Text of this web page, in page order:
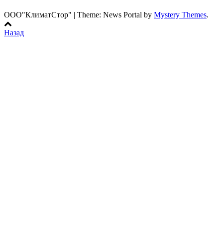
ООО"КлиматСтор" | Theme: News Portal by Mystery Themes.
Назад